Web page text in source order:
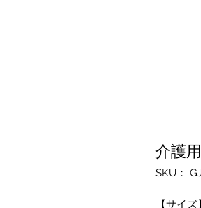
介護
SKU：
【サイ